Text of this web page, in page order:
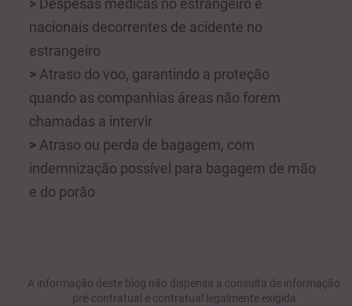
> Despesas médicas no estrangeiro e
nacionais decorrentes de acidente no
estrangeiro
> Atraso do voo, garantindo a proteção
quando as companhias áreas não forem
chamadas a intervir
> Atraso ou perda de bagagem, com
indemnização possível para bagagem de mão
e do porão
A informação deste blog não dispensa a consulta de informação
pré-contratual e contratual legalmente exigida